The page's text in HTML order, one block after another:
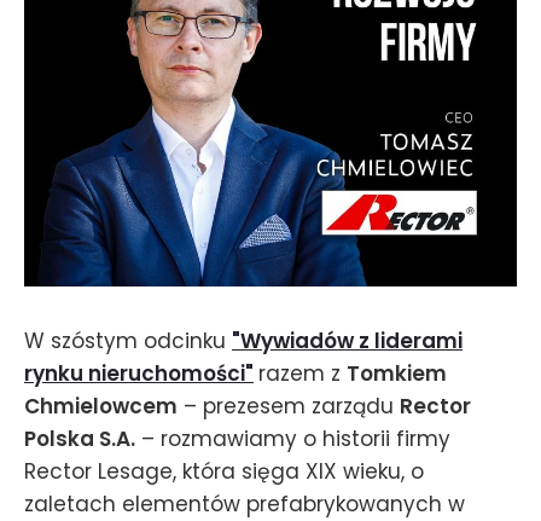
W szóstym odcinku "Wywiadów z liderami
rynku nieruchomości" razem z Tomkiem
Chmielowcem – prezesem zarządu Rector
Polska S.A. – rozmawiamy o historii firmy
Rector Lesage, która sięga XIX wieku, o
zaletach elementów prefabrykowanych w